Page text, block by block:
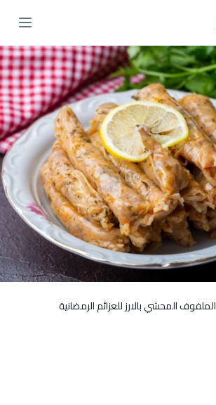
الملفوف المحشي بالارز للعزائم الرمضانية